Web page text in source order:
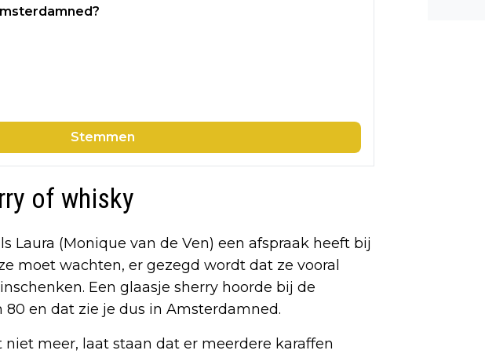
Stemmen
of whisky
Laura (Monique van de Ven) een afspraak heeft bij
moet wachten, er gezegd wordt dat ze vooral
Een glaasje sherry hoorde bij de
en dat zie je dus in Amsterdamned.
meer, laat staan dat er meerdere karaffen